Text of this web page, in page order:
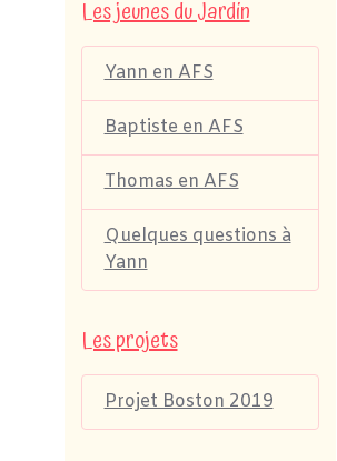
Les jeunes du Jardin
Yann en AFS
Baptiste en AFS
Thomas en AFS
Quelques questions à
Yann
Les projets
Projet Boston 2019